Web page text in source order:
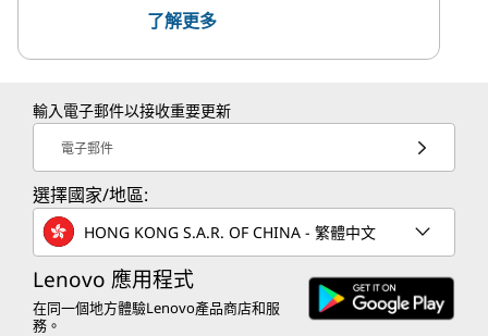
了解更多
輸入電子郵件以接收重要更新
電子郵件
選擇國家/地區:
HONG KONG S.A.R. OF CHINA - 繁體中文
Lenovo 應用程式
在同一個地方體驗Lenovo產品商店和服
務。